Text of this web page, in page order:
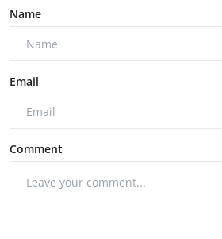
Name
Email
Comment